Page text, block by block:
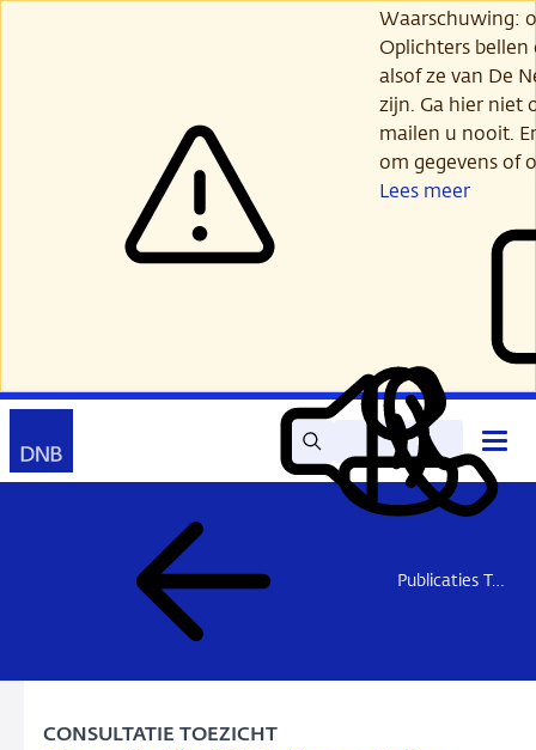
Waarschuwing:
Oplichters
alsof ze van De
zijn. Ga hier niet
mailen u nooit.
om gegevens of
Lees meer
Zoek Lees
voor
Mijn
DNB
Contact
Publicaties Toezicht
CONSULTATIE TOEZICHT